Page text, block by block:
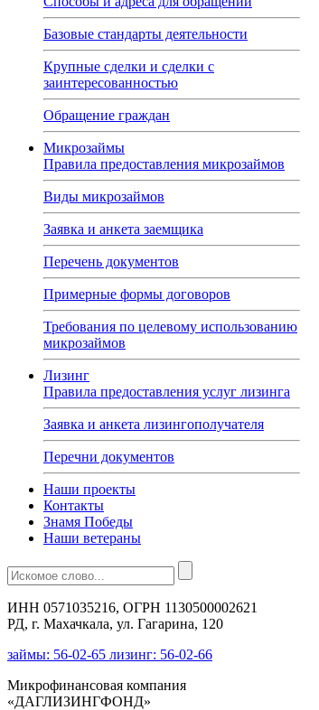
Базовые стандарты деятельности
Крупные сделки и сделки с
заинтересованностью
Обращение граждан
Микрозаймы
Правила предоставления микрозаймов
Виды микрозаймов
Заявка и анкета заемщика
Перечень документов
Примерные формы договоров
Требования по целевому использованию
микрозаймов
Лизинг
Правила предоставления услуг лизинга
Заявка и анкета лизингополучателя
Перечни документов
Наши проекты
Контакты
Знамя Победы
Наши ветераны
ИНН 0571035216, ОГРН 1130500002621
РД, г. Махачкала, ул. Гагарина, 120
займы: 56-02-65 лизинг: 56-02-66
Микрофинансовая компания
«ДАГЛИЗИНГФОНД»